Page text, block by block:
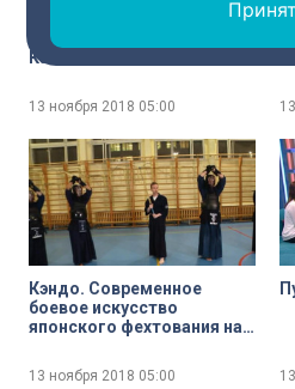
Качество сосисок
13 ноября 2018 05:00
Кэндо. Современное
боевое искусство
японского фехтования на
13 ноября 2018 05:00